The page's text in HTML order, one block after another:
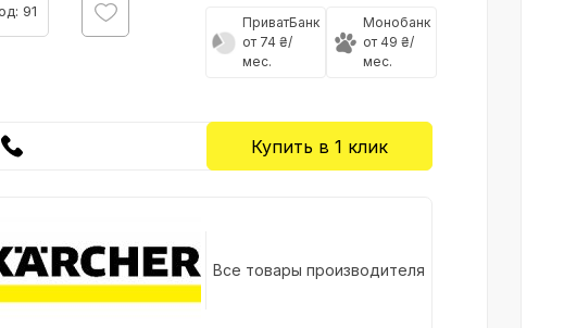
91
ПриватБанк
от 74 ₴/
мес.
Монобанк
от 49 ₴/
мес.
Купить в 1 клик
Все товары производителя